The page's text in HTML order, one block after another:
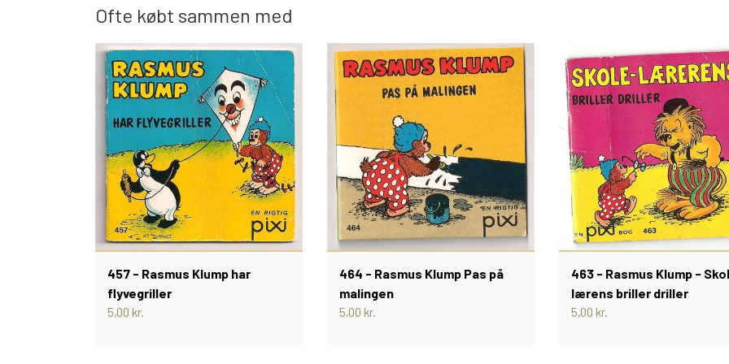
Ofte købt sammen med
457 - Rasmus Klump har
flyvegriller
5,00 kr.
464 - Rasmus Klump Pas på
malingen
5,00 kr.
463 - Rasmus Klump -
lærens briller driller
5,00 kr.